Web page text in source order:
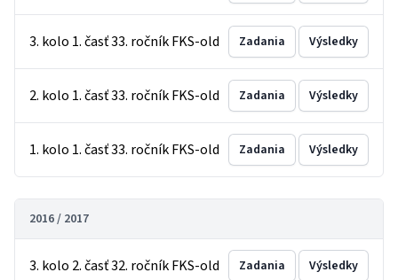
3. kolo 1. časť 33. ročník FKS-old Zadania Výsledky
2. kolo 1. časť 33. ročník FKS-old Zadania Výsledky
1. kolo 1. časť 33. ročník FKS-old Zadania Výsledky
2016 / 2017
3. kolo 2. časť 32. ročník FKS-old Zadania Výsledky